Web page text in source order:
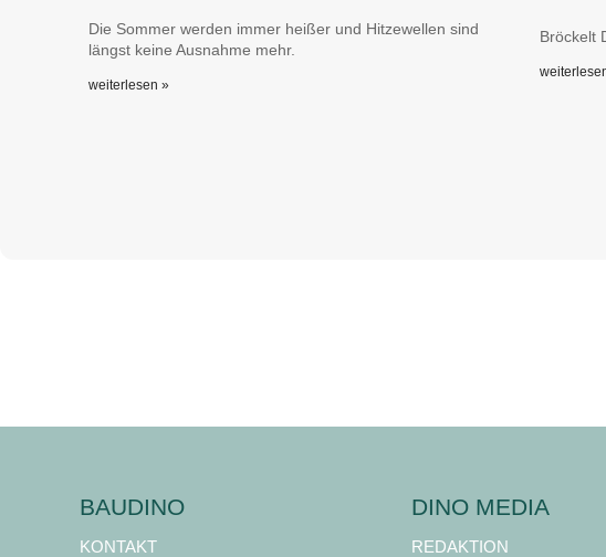
Die Sommer werden immer heißer und Hitzewellen sind
längst keine Ausnahme mehr.
weiterlesen »
Bröckelt
BAUDINO
KONTAKT
DINO MEDIA
REDAKTION